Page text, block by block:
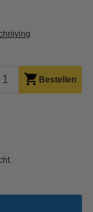
Bestellen